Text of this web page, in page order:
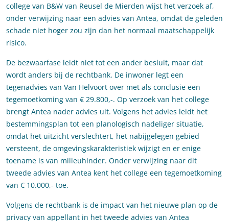
college van B&W van Reusel de Mierden wijst het verzoek af,
onder verwijzing naar een advies van Antea, omdat de geleden
schade niet hoger zou zijn dan het normaal maatschappelijk
risico.
De bezwaarfase leidt niet tot een ander besluit, maar dat
wordt anders bij de rechtbank. De inwoner legt een
tegenadvies van Van Helvoort over met als conclusie een
tegemoetkoming van € 29.800,-. Op verzoek van het college
brengt Antea nader advies uit. Volgens het advies leidt het
bestemmingsplan tot een planologisch nadeliger situatie,
omdat het uitzicht verslechtert, het nabijgelegen gebied
versteent, de omgevingskarakteristiek wijzigt en er enige
toename is van milieuhinder. Onder verwijzing naar dit
tweede advies van Antea kent het college een tegemoetkoming
van € 10.000,- toe.
Volgens de rechtbank is de impact van het nieuwe plan op de
privacy van appellant in het tweede advies van Antea